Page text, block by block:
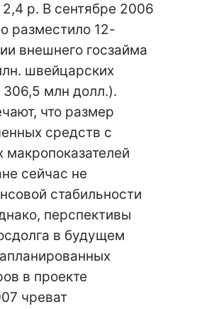
р. В сентябре 2006
разместило 12-
внешнего госзайма
швейцарских
млн долл.).
что размер
средств с
макропоказателей
сейчас не
стабильности
перспективы
в будущем
в проекте
чреват